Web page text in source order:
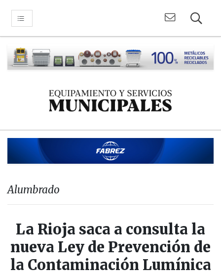
Alumbrado
La Rioja saca a consulta la
nueva Ley de Prevención de
la Contaminación Lumínica